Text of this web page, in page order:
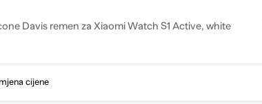
Davis remen za Xiaomi Watch S1 Active, white
cijene